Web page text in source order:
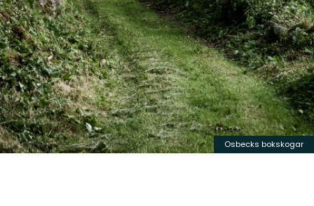
Osbecks bokskogar